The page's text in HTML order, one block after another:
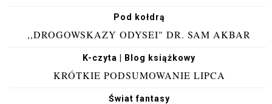
Pod kołdrą
,,DROGOWSKAZY ODYSEI" DR. SAM AKBAR
K-czyta | Blog książkowy
KRÓTKIE PODSUMOWANIE LIPCA
Świat fantasy